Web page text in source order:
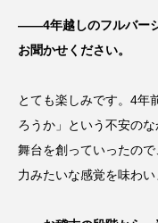
――4年越しのフルバー
お聞かせください。
とても楽しみです。4年
ろうか」という不安の
舞台を創っていったの
力みたいな感覚を味わい